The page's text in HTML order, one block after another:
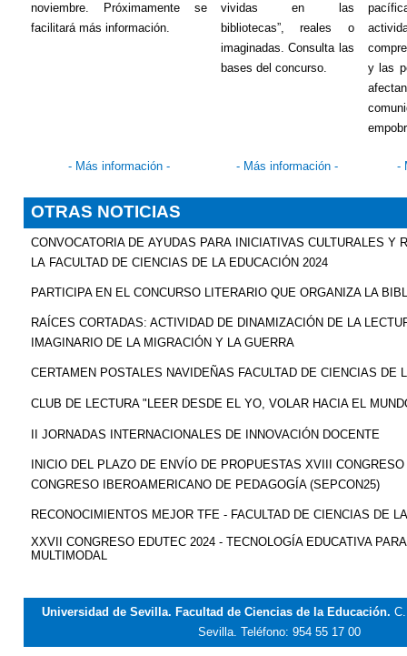
noviembre. Próximamente se
facilitará más información.
vividas en las
bibliotecas”, reales o
imaginadas. Consulta las
bases del concurso.
y las
- Más información - - Más información - -
OTRAS NOTICIAS
CONVOCATORIA DE AYUDAS PARA INICIATIVAS CULTURALES Y
LA FACULTAD DE CIENCIAS DE LA EDUCACIÓN 2024
PARTICIPA EN EL CONCURSO LITERARIO QUE ORGANIZA LA
RAÍCES CORTADAS: ACTIVIDAD DE DINAMIZACIÓN DE LA
IMAGINARIO DE LA MIGRACIÓN Y LA GUERRA
CERTAMEN POSTALES NAVIDEÑAS FACULTAD DE CIENCIAS DE
CLUB DE LECTURA "LEER DESDE EL YO, VOLAR HACIA EL
II JORNADAS INTERNACIONALES DE INNOVACIÓN DOCENTE
INICIO DEL PLAZO DE ENVÍO DE PROPUESTAS XVIII
CONGRESO IBEROAMERICANO DE PEDAGOGÍA (SEPCON25)
RECONOCIMIENTOS MEJOR TFE - FACULTAD DE CIENCIAS DE
XXVII CONGRESO EDUTEC 2024 - TECNOLOGÍA EDUCATIVA
MULTIMODAL
Universidad de Sevilla. Facultad de Ciencias de la Educación.
Sevilla.Teléfono: 954 55 17 00